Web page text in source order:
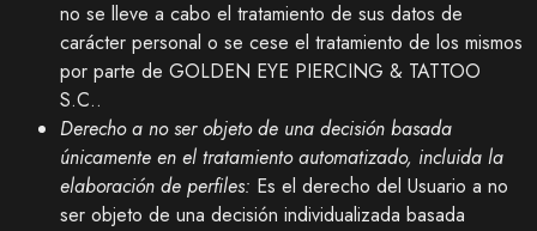
no se lleve a cabo el tratamiento de sus datos de
carácter personal o se cese el tratamiento de los mismos
por parte de GOLDEN EYE PIERCING & TATTOO
S.C..
Derecho a no ser objeto de una decisión basada
únicamente en el tratamiento automatizado, incluida la
elaboración de perfiles: Es el derecho del Usuario a no
ser objeto de una decisión individualizada basada